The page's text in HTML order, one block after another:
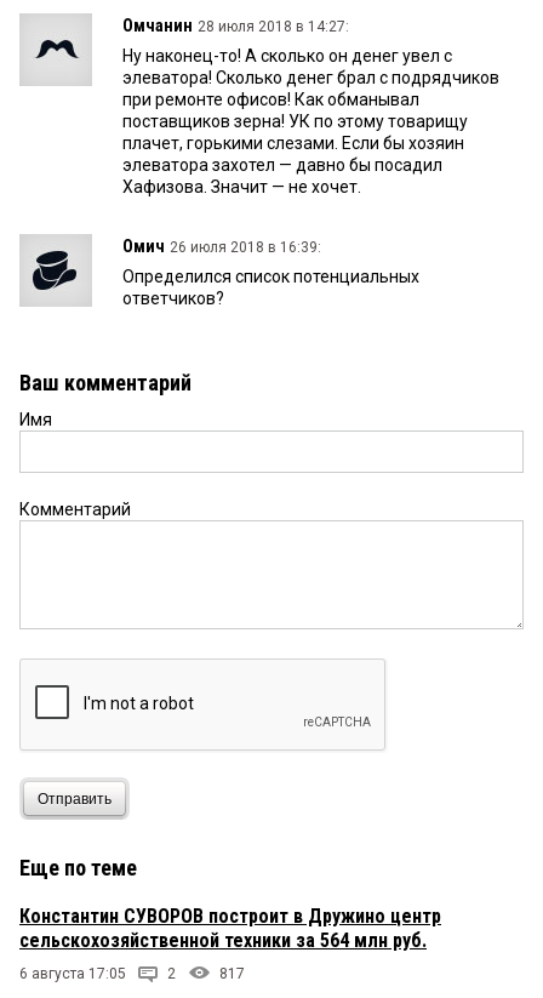
Омчанин 28 июля 2018 в 14:27:
Ну наконец-то! А сколько он денег увел с
элеватора! Сколько денег брал с подрядчиков
при ремонте офисов! Как обманывал
поставщиков зерна! УК по этому товарищу
плачет, горькими слезами. Если бы хозяин
элеватора захотел — давно бы посадил
Хафизова. Значит — не хочет.
Омич 26 июля 2018 в 16:39:
Определился список потенциальных
ответчиков?
Ваш комментарий
Имя
Комментарий
Отправить
Еще по теме
Константин СУВОРОВ построит в Дружино центр
сельскохозяйственной техники за 564 млн руб.
6 августа 17:05 2 817